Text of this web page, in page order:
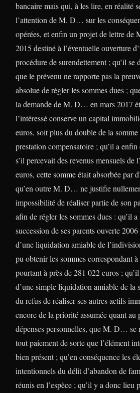
bancaire mais qui, à les lire, en réalité
l’attention de M. D… sur les
opérées, et enfin un projet de lettre
2015 destiné à l’éventuelle ouverture
procédure de surendettement ; qu’il se
que le prévenu ne rapporte pas la
absolue de régler les sommes dues ;
la demande de M. D… en mars 2017
l’intéressé conserve un capital
euros, soit plus du double de la
prestation compensatoire ; qu’il a
s’il percevait des revenus mensuels de
euros, cette somme était absorbée par
qu’en outre M. D… ne justifie
impossibilité de réaliser partie de son
afin de régler les sommes dues : qu’il
succession de ses parents ouverte
d’une liquidation amiable de
pu obtenir les sommes correspondant
pourtant à près de 281 022 euros ;
d’une simple liquidation amiable de la
du refus de réaliser ses autres actifs
encore de la priorité assumée quant au
dépenses personnelles, que M. D… se
tout paiement de sorte que l’élément
bien présent ; qu’en conséquence les
intentionnels du délit d’abandon de
réunis en l’espèce ; qu’il y a donc lieu